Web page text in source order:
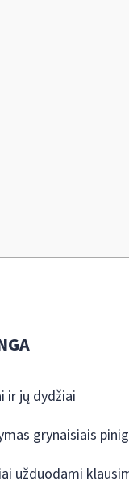
ir jų dydžiai
grynaisiais
užduodami